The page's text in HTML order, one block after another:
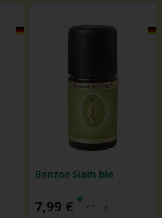
Benzoe Siam bio
7,99 € * / 5 ml